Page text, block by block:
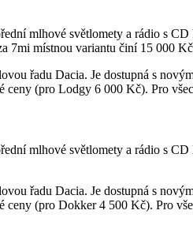
mlhové světlomety a rádio s
7mi místnou variantu činí 15 000
řadu Dacia. Je dostupná s
(pro Lodgy 6 000 Kč). Pro
mlhové světlomety a rádio s
řadu Dacia. Je dostupná s
(pro Dokker 4 500 Kč). Pro